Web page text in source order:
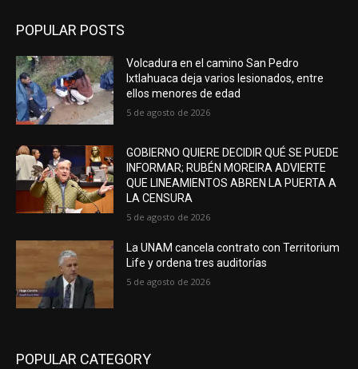
POPULAR POSTS
Volcadura en el camino San Pedro
Ixtlahuaca deja varios lesionados, entre
ellos menores de edad
5 de agosto de 2026
GOBIERNO QUIERE DECIDIR QUÉ SE PUEDE
INFORMAR; RUBÉN MOREIRA ADVIERTE
QUE LINEAMIENTOS ABREN LA PUERTA A
LA CENSURA
5 de agosto de 2026
La UNAM cancela contrato con Territorium
Life y ordena tres auditorías
5 de agosto de 2026
POPULAR CATEGORY